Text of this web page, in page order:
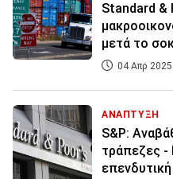
Standard &
μετά το
04 Απρ
ΑΝΑΠΤΥΞΗ
S&P:
τράπεζες -